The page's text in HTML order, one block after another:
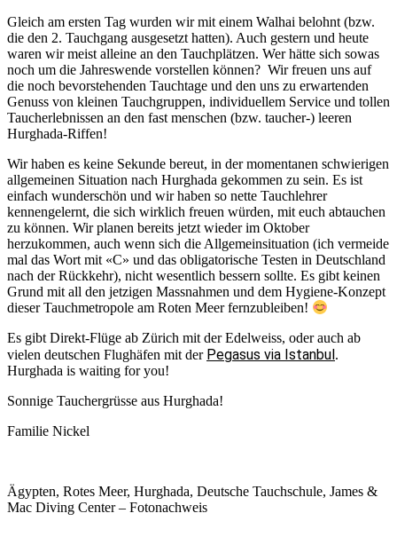
Gleich am ersten Tag wurden wir mit einem Walhai belohnt (bzw.
die den 2. Tauchgang ausgesetzt hatten). Auch gestern und heute
waren wir meist alleine an den Tauchplätzen. Wer hätte sich sowas
noch um die Jahreswende vorstellen können? Wir freuen uns auf
die noch bevorstehenden Tauchtage und den uns zu erwartenden
Genuss von kleinen Tauchgruppen, individuellem Service und tollen
Taucherlebnissen an den fast menschen (bzw. taucher-) leeren
Hurghada-Riffen!
Wir haben es keine Sekunde bereut, in der momentanen schwierigen
allgemeinen Situation nach Hurghada gekommen zu sein. Es ist
einfach wunderschön und wir haben so nette Tauchlehrer
kennengelernt, die sich wirklich freuen würden, mit euch abtauchen
zu können. Wir planen bereits jetzt wieder im Oktober
herzukommen, auch wenn sich die Allgemeinsituation (ich vermeide
mal das Wort mit «C» und das obligatorische Testen in Deutschland
nach der Rückkehr), nicht wesentlich bessern sollte. Es gibt keinen
Grund mit all den jetzigen Massnahmen und dem Hygiene-Konzept
dieser Tauchmetropole am Roten Meer fernzubleiben!
Es gibt Direkt-Flüge ab Zürich mit der Edelweiss, oder auch ab
vielen deutschen Flughäfen mit der Pegasus via Istanbul .
Hurghada is waiting for you!
Sonnige Tauchergrüsse aus Hurghada!
Familie Nickel
Ägypten, Rotes Meer, Hurghada, Deutsche Tauchschule, James &
Mac Diving Center – Fotonachweis